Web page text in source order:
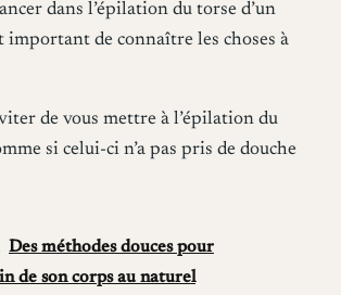
dans l’épilation du torse d’un
important de connaître les choses à
de vous mettre à l’épilation du
si celui-ci n’a pas pris de douche
Des méthodes douces pour
de son corps au naturel